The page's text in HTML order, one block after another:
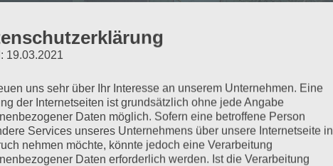
warm, wenn ich…
19.03.2021
uns sehr über Ihr Interesse an unserem Unternehmen. Eine
der Internetseiten ist grundsätzlich ohne jede Angabe
Daten möglich. Sofern eine betroffene Person
Services unseres Unternehmens über unsere Internetseite in
nehmen möchte, könnte jedoch eine Verarbeitung
Daten erforderlich werden. Ist die Verarbeitung